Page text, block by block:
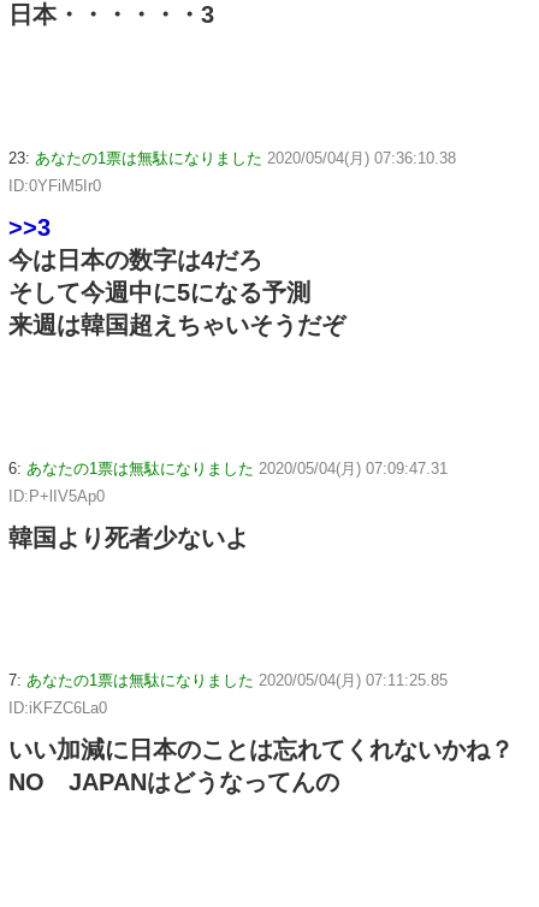
日本・・・・・・3
23: あなたの1票は無駄になりました 2020/05/04(月) 07:36:10.38
ID:0YFiM5Ir0
>>3
今は日本の数字は4だろ
そして今週中に5になる予測
来週は韓国超えちゃいそうだぞ
6: あなたの1票は無駄になりました 2020/05/04(月) 07:09:47.31
ID:P+lIV5Ap0
韓国より死者少ないよ
7: あなたの1票は無駄になりました 2020/05/04(月) 07:11:25.85
ID:iKFZC6La0
いい加減に日本のことは忘れてくれないかね？
NO JAPANはどうなってんの